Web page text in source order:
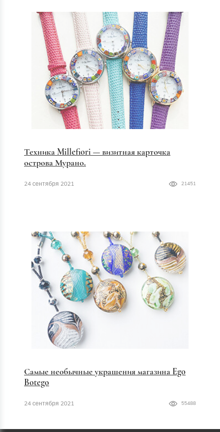
Техника Millefiori — визитная карточка
острова Мурано.
24 сентября 2021 21451
Самые необычные украшения магазина Ego
Botego
24 сентября 2021 55488